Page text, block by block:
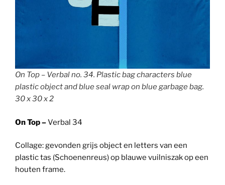
On Top – Verbal no. 34. Plastic bag characters blue
plastic object and blue seal wrap on blue garbage bag.
30 x 30 x 2
On Top –Verbal 34
Collage: gevonden grijs object en letters van een
plastic tas (Schoenenreus) op blauwe vuilniszak op een
houten frame.